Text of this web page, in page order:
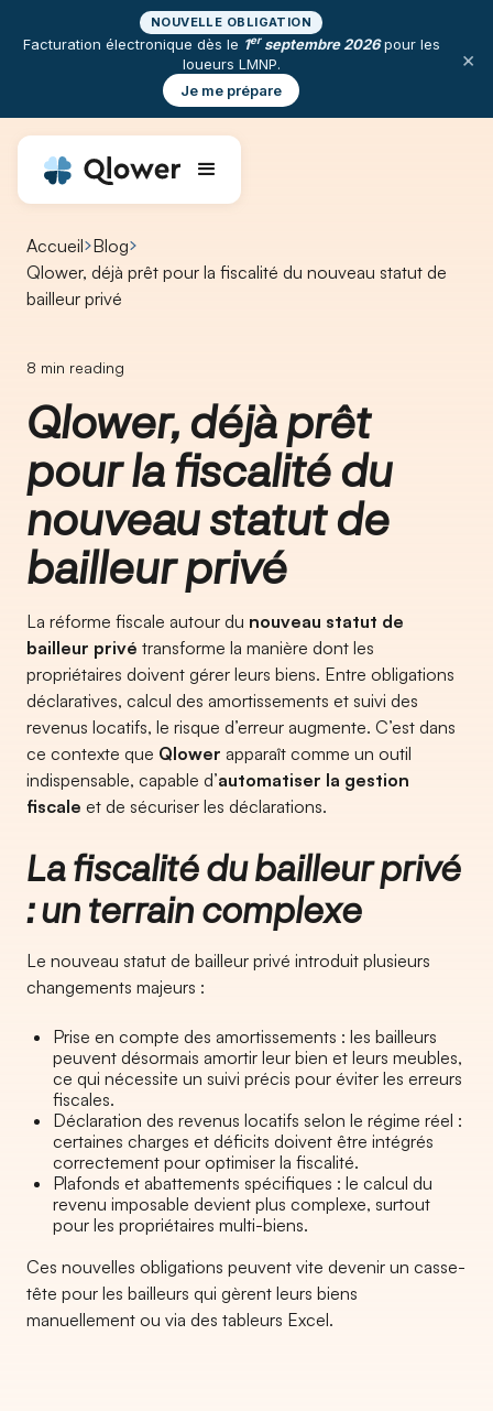
NOUVELLE OBLIGATION
Facturation électronique dès le 1erseptembre 2026pour les
loueurs LMNP.
Je me prépare
×
Accueil Blog
Qlower, déjà prêt pour la fiscalité du nouveau statut de
bailleur privé
8 min reading
Qlower, déjà prêt
pour la fiscalité du
nouveau statut de
bailleur privé
La réforme fiscale autour du nouveau statut de
bailleur privé transforme la manière dont les
propriétaires doivent gérer leurs biens. Entre obligations
déclaratives, calcul des amortissements et suivi des
revenus locatifs, le risque d’erreur augmente. C’est dans
ce contexte que Qlower apparaît comme un outil
indispensable, capable d’automatiser la gestion
fiscale et de sécuriser les déclarations.
La fiscalité du bailleur privé
: un terrain complexe
Le nouveau statut de bailleur privé introduit plusieurs
changements majeurs :
Prise en compte des amortissements : les bailleurs
peuvent désormais amortir leur bien et leurs meubles,
ce qui nécessite un suivi précis pour éviter les erreurs
fiscales.
Déclaration des revenus locatifs selon le régime réel :
certaines charges et déficits doivent être intégrés
correctement pour optimiser la fiscalité.
Plafonds et abattements spécifiques : le calcul du
revenu imposable devient plus complexe, surtout
pour les propriétaires multi-biens.
Ces nouvelles obligations peuvent vite devenir un casse-
tête pour les bailleurs qui gèrent leurs biens
manuellement ou via des tableurs Excel.